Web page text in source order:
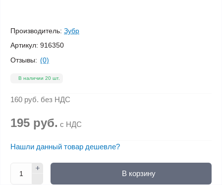
Производитель: Зубр
Артикул: 916350
Отзывы: (0)
В наличии 20 шт.
160 руб. без НДС
195 руб. с НДС
Нашли данный товар дешевле?
В корзину